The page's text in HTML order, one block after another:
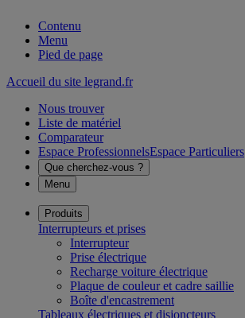
Contenu
Menu
Pied de page
Accueil du site legrand.fr
Nous trouver
Liste de matériel
Comparateur
Espace ProfessionnelsEspace Particuliers
Que cherchez-vous ?
Menu
Produits
Interrupteurs et prises
Interrupteur
Prise électrique
Recharge voiture électrique
Plaque de couleur et cadre saillie
Boîte d'encastrement
Tableaux électriques et disjoncteurs